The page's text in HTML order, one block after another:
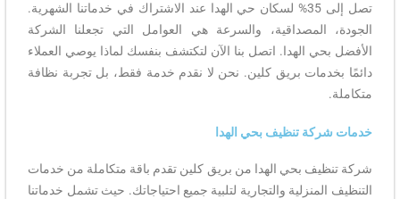
تصل إلى 35% لسكان حي الهدا عند الاشتراك في خدماتنا الشهرية.
الجودة، المصداقية، والسرعة هي العوامل التي تجعلنا الشركة
الأفضل بحي الهدا. اتصل بنا الآن لتكتشف بنفسك لماذا يوصي العملاء
دائمًا بخدمات بريق كلين. نحن لا نقدم خدمة فقط، بل تجربة نظافة
متكاملة.
خدمات شركة تنظيف بحي الهدا
شركة تنظيف بحي الهدا من بريق كلين تقدم باقة متكاملة من خدمات
التنظيف المنزلية والتجارية لتلبية جميع احتياجاتك. حيث تشمل خدماتنا